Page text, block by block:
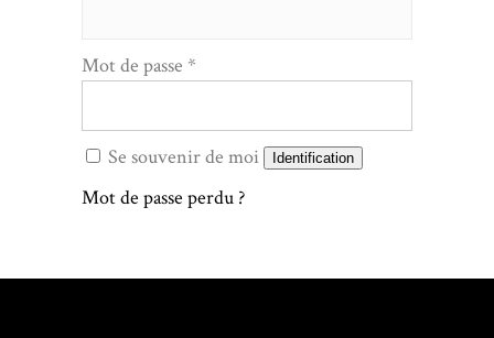
Mot de passe *
Se souvenir de moi Identification
Mot de passe perdu ?